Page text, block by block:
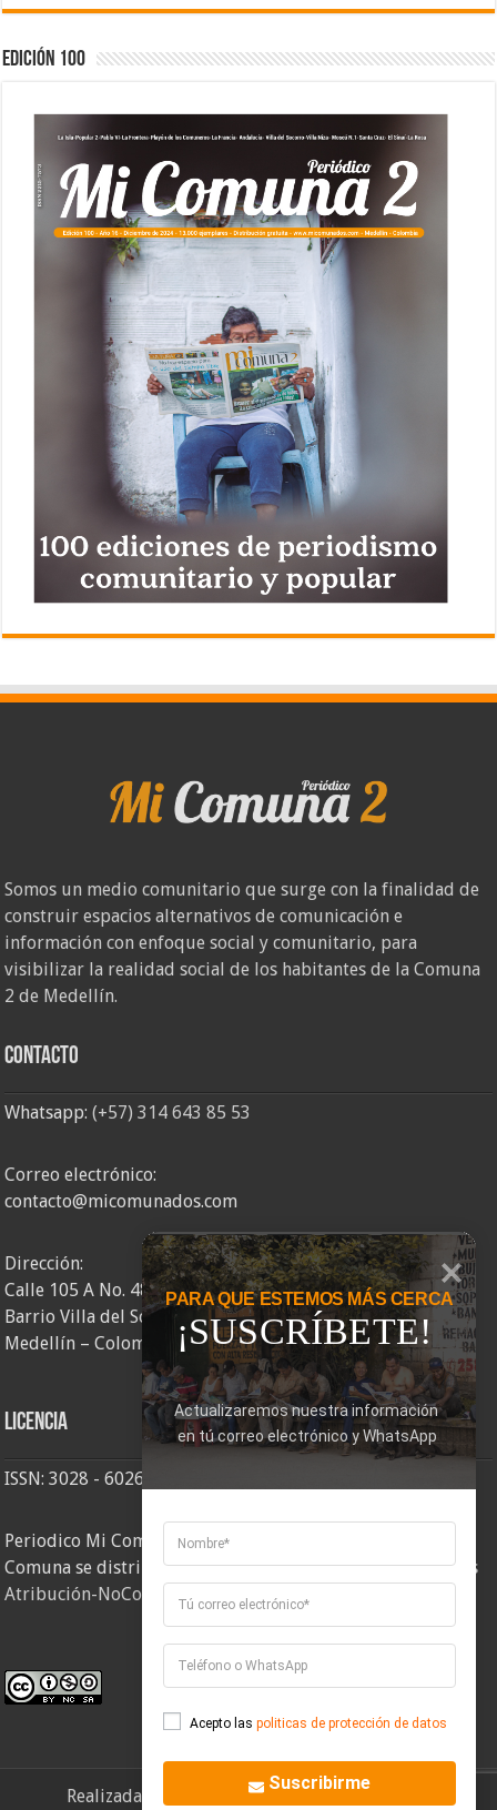
Edición 100
Somos un medio comunitario que surge con la finalidad de
construir espacios alternativos de comunicación e
información con enfoque social y comunitario, para
visibilizar la realidad social de los habitantes de la Comuna
2 de Medellín.
Contacto
Whatsapp:(+57) 314 643 85 53
Correo electrónico:
contacto@micomunados.com
Dirección:
Calle 105 A No. 48AA – 58
Barrio Villa del Socorro
Medellín – Colombia
Licencia
ISSN: 3028 - 6026
Periodico Mi Comuna 2, elaborado por Corporación Mi
Comuna se distribuye bajo unaLicencia Creative Commons
Atribución-NoComercial-CompartirIgual 4.0 Internacional
Realizada por Corporación Mi Comuna
PARA QUE ESTEMOS MÁS CERCA
¡SUSCRÍBETE!
Actualizaremos nuestra información
en tú correo electrónico y WhatsApp
Acepto las politicas de protección de datos
Suscribirme